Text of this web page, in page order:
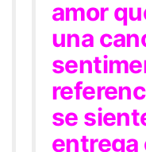
amor
una
se
entrega